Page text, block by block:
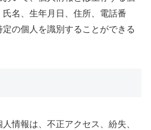
名、生年月日、住所、電話番
の個人を識別することができる
情報は、不正アクセス、紛失、